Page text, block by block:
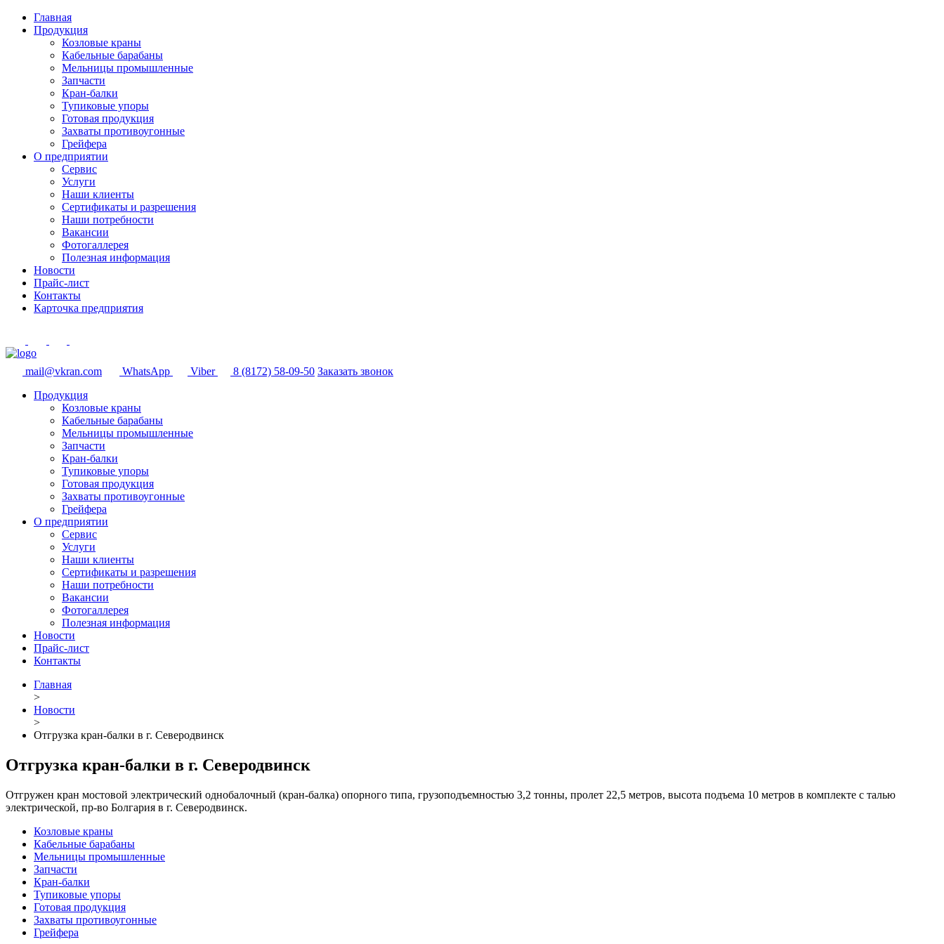
Главная
Продукция
Козловые краны
Кабельные барабаны
Мельницы промышленные
Запчасти
Кран-балки
Тупиковые упоры
Готовая продукция
Захваты противоугонные
Грейфера
О предприятии
Сервис
Услуги
Наши клиенты
Сертификаты и разрешения
Наши потребности
Вакансии
Фотогаллерея
Полезная информация
Новости
Прайс-лист
Контакты
Карточка предприятия
mail@vkran.com WhatsApp Viber 8 (8172) 58-09-50 Заказать звонок
Продукция
Козловые краны
Кабельные барабаны
Мельницы промышленные
Запчасти
Кран-балки
Тупиковые упоры
Готовая продукция
Захваты противоугонные
Грейфера
О предприятии
Сервис
Услуги
Наши клиенты
Сертификаты и разрешения
Наши потребности
Вакансии
Фотогаллерея
Полезная информация
Новости
Прайс-лист
Контакты
Главная
>
Новости
>
Отгрузка кран-балки в г. Северодвинск
Отгрузка кран-балки в г. Северодвинск
Отгружен кран мостовой электрический однобалочный (кран-балка) опорного типа, грузоподъемностью 3,2 тонны, пролет 22,5 метров, высота подъема 10 метров в комплекте с талью
электрической, пр-во Болгария в г. Северодвинск.
Козловые краны
Кабельные барабаны
Мельницы промышленные
Запчасти
Кран-балки
Тупиковые упоры
Готовая продукция
Захваты противоугонные
Грейфера